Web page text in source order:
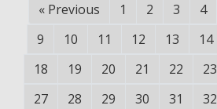
« Previous 1 2 3 4
9
10 11 12 13 14
18
19 20 21 22 23
27
28 29 30 31 32